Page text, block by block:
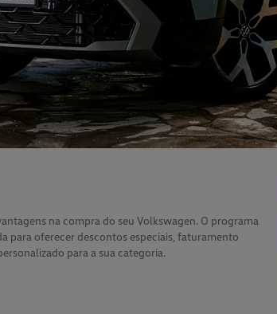
na compra do seu Volkswagen. O programa
para oferecer descontos especiais, faturamento
para a sua categoria.